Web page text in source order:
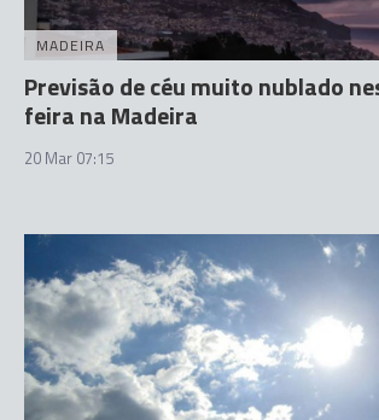
MADEIRA
Previsão de céu muito nublado
feira na Madeira
20 Mar 07:15